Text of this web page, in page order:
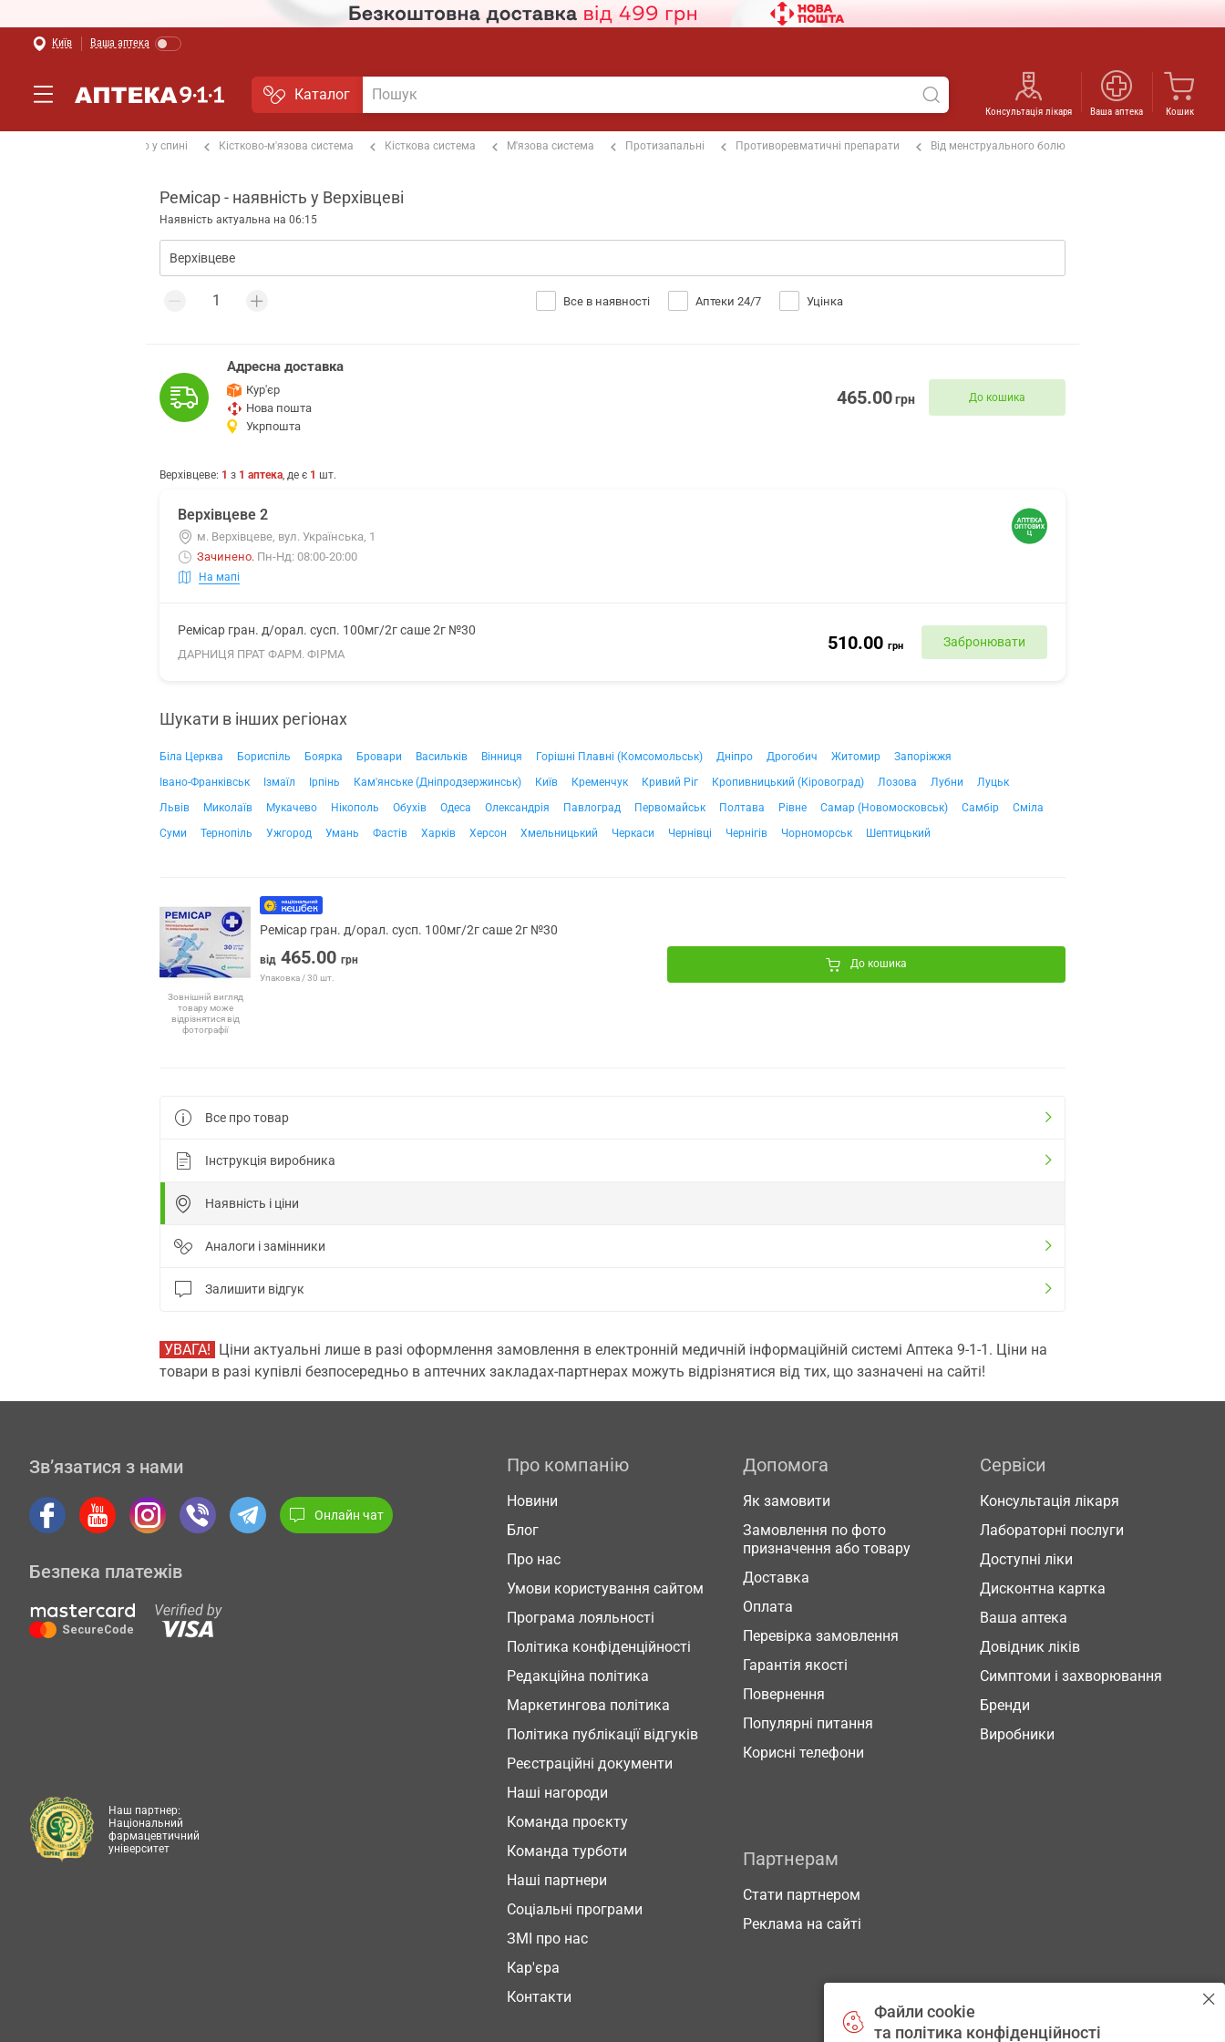
Київ Ваша аптека
Каталог
Консультація лікаря Ваша аптека Кошик
Від болю у спині Кістково-м'язова система Кісткова система М'язова система Протизапальні Противоревматичні препарати Від менструального болю
Ремісар - наявність у Верхівцеві
Наявність актуальна на 06:15
Все в наявності Аптеки 24/7 Уцінка
Адресна доставка
Кур'єр
Нова пошта
Укрпошта
465.00грн До кошика
Верхівцеве: 1 з 1 аптека, де є 1 шт.
Верхівцеве 2
м. Верхівцеве, вул. Українська, 1
Зачинено. Пн-Нд: 08:00-20:00
На мапі
Ремісар гран. д/орал. сусп. 100мг/2г саше 2г №30
ДАРНИЦЯ ПРАТ ФАРМ. ФІРМА
510.00 грн Забронювати
Шукати в інших регіонах
Біла Церква Бориспіль Боярка Бровари Васильків Вінниця Горішні Плавні (Комсомольськ) Дніпро Дрогобич Житомир
Запоріжжя
Івано-Франківськ
Ізмаїл Ірпінь Кам'янське (Дніпродзержинськ) Київ Кременчук Кривий Ріг Кропивницький (Кіровоград) Лозова Лубни
Луцьк
Львів
Миколаїв Мукачево Нікополь Обухів Одеса Олександрія Павлоград Первомайськ Полтава Рівне Самар (Новомосковськ) Самбір
Сміла
Суми
Тернопіль Ужгород Умань Фастів Харків Херсон Хмельницький Черкаси Чернівці Чернігів Чорноморськ Шептицький
Зовнішній вигляд
товару може
відрізнятися від
фотографії
Ремісар гран. д/орал. сусп. 100мг/2г саше 2г №30
від 465.00 грн
Упаковка / 30 шт.
До кошика
Все про товар
Інструкція виробника
Наявність і ціни
Аналоги і замінники
Залишити відгук
УВАГА! Ціни актуальні лише в разі оформлення замовлення в електронній медичній інформаційній системі Аптека 9-1-1. Ціни на
товари в разі купівлі безпосередньо в аптечних закладах-партнерах можуть відрізнятися від тих, що зазначені на сайті!
Зв’язатися з нами
Онлайн чат
Безпека платежів
Про компанію
Новини
Блог
Про нас
Умови користування сайтом
Програма лояльності
Політика конфіденційності
Редакційна політика
Маркетингова політика
Політика публікації відгуків
Реєстраційні документи
Наші нагороди
Команда проєкту
Команда турботи
Наші партнери
Соціальні програми
ЗМІ про нас
Кар'єра
Контакти
Допомога
Як замовити
Замовлення по фото
призначення або товару
Доставка
Оплата
Перевірка замовлення
Гарантія якості
Повернення
Популярні питання
Корисні телефони
Сервіси
Консультація лікаря
Лабораторні послуги
Доступні ліки
Дисконтна картка
Ваша аптека
Довідник ліків
Симптоми і захворювання
Бренди
Виробники
Партнерам
Стати партнером
Реклама на сайті
Наш партнер:
Національний
фармацевтичний
університет
Файли cookie
та політика конфіденційності